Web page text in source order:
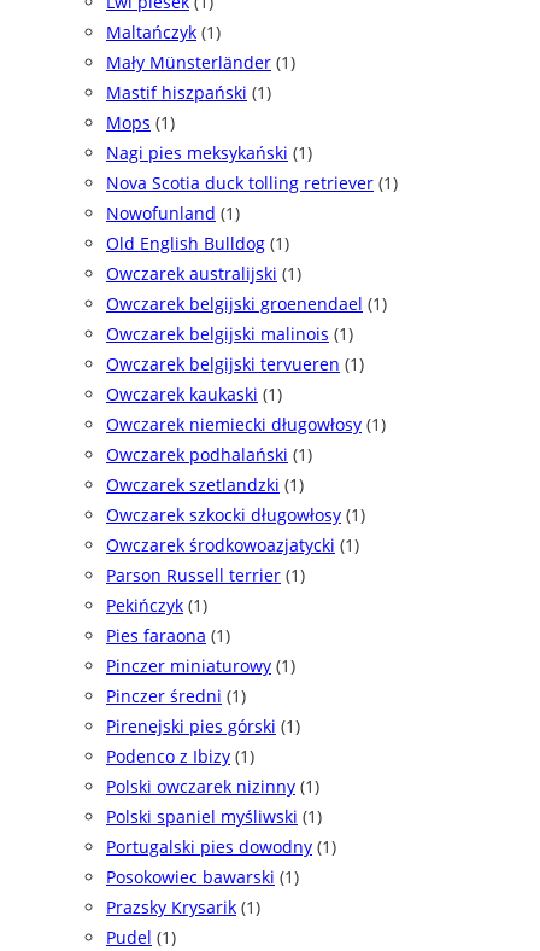
Maltańczyk (1)
Mały Münsterländer (1)
Mastif hiszpański (1)
Mops (1)
Nagi pies meksykański (1)
Nova Scotia duck tolling retriever (1)
Nowofunland (1)
Old English Bulldog (1)
Owczarek australijski (1)
Owczarek belgijski groenendael (1)
Owczarek belgijski malinois (1)
Owczarek belgijski tervueren (1)
Owczarek kaukaski (1)
Owczarek niemiecki długowłosy (1)
Owczarek podhalański (1)
Owczarek szetlandzki (1)
Owczarek szkocki długowłosy (1)
Owczarek środkowoazjatycki (1)
Parson Russell terrier (1)
Pekińczyk (1)
Pies faraona (1)
Pinczer miniaturowy (1)
Pinczer średni (1)
Pirenejski pies górski (1)
Podenco z Ibizy (1)
Polski owczarek nizinny (1)
Polski spaniel myśliwski (1)
Portugalski pies dowodny (1)
Posokowiec bawarski (1)
Prazsky Krysarik (1)
Pudel (1)